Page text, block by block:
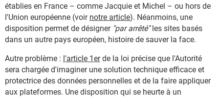
établies en France – comme Jacquie et Michel – ou hors de
l'Union européenne (voir notre article). Néanmoins, une
disposition permet de désigner "par arrêté"les sites basés
dans un autre pays européen, histoire de sauver la face.
Autre problème : l'article 1erde la loi précise que l'Autorité
sera chargée d'imaginer une solution technique efficace et
protectrice des données personnelles et de la faire appliquer
aux plateformes. Une disposition qui se heurte à un